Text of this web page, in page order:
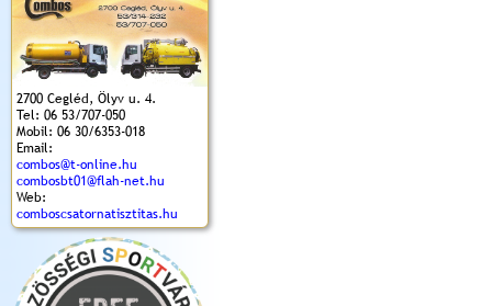
2700 Cegléd, Ölyv u. 4.
Tel: 06 53/707-050
Mobil: 06 30/6353-018
Email:
combos@t-online.hu
combosbt01@flah-net.hu
Web:
comboscsatornatisztitas.hu